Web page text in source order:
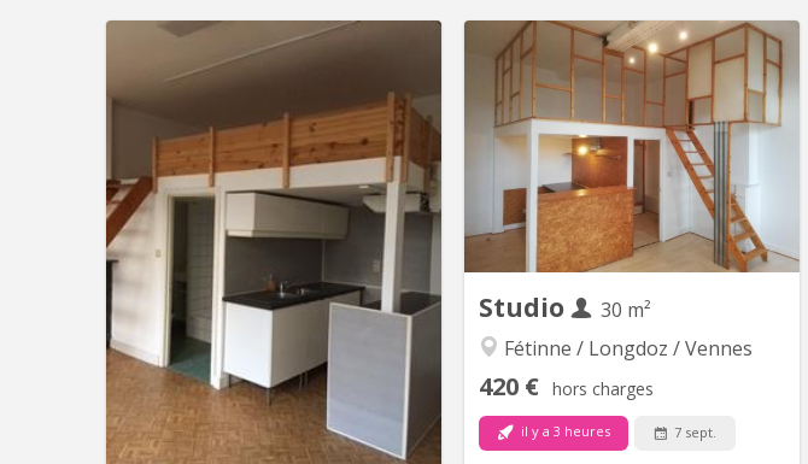
immédiate de l'immeuble. 📌 À savoir :
- Cuisine équipée : taques, frigo,
ville. Les transports en commun (bus,
tram et train) sont à proximité
immédiate de l'immeuble. 📌...
Studio
30 m²
Fétinne / Longdoz / Vennes
420 € hors charges
il y a 3 heures 7 sept.